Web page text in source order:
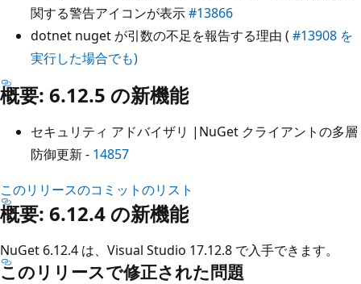
関する警告アイコンが表示#13866
dotnet nuget が引数の不足を報告する理由 ( #13908 を
実行した場合でも)
概要: 6.12.5 の新機能
セキュリティ アドバイザリ |NuGet クライアントの多層
防御更新 - 14857
このリリースのコミットのリスト
概要: 6.12.4 の新機能
NuGet 6.12.4 は、Visual Studio 17.12.8 で入手できます。
このリリースで修正された問題